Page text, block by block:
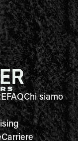
FAQChi siamo
Carriere